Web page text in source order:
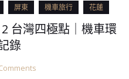
屏東 機車旅行 花蓮
台灣四極點｜機車環
錄